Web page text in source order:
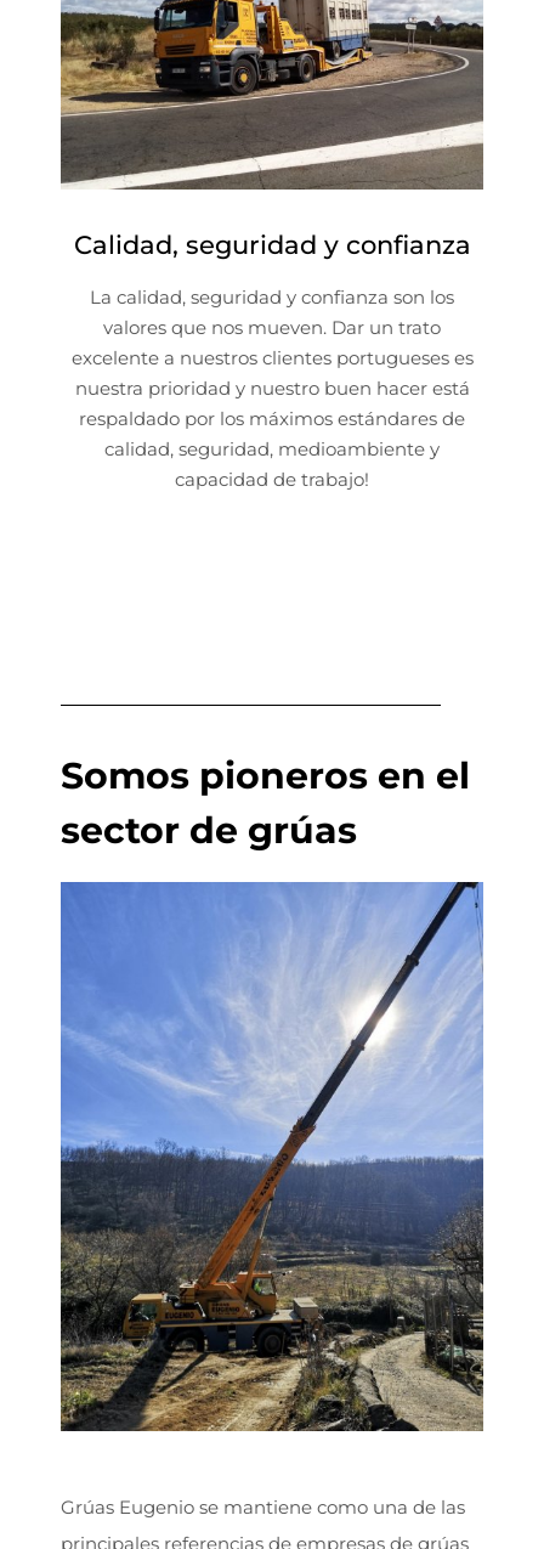
Calidad, seguridad y confianza
La calidad, seguridad y confianza son los
valores que nos mueven. Dar un trato
excelente a nuestros clientes portugueses es
nuestra prioridad y nuestro buen hacer está
respaldado por los máximos estándares de
calidad, seguridad, medioambiente y
capacidad de trabajo!
Somos pioneros en el
sector de grúas
Grúas Eugenio se mantiene como una de las
principales referencias de empresas de grúas